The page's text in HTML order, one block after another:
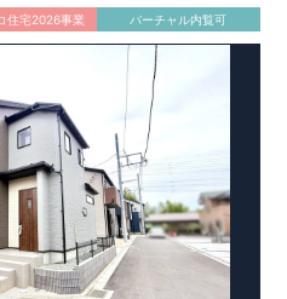
大4回の無料点検と、最長60年
合いだと考え、アフターサービ
サービス株式会社」にて責任を
の技術基準をクリアした認定住
の優遇が得られるなどの、金銭
住宅2026事業 バーチャル内覧可